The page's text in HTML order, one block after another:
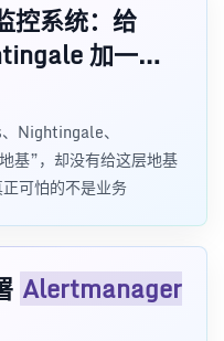
控系统：给
加一层
Nightingale、
基”，却没有给这层地基
可怕的不是业务
Alertmanager